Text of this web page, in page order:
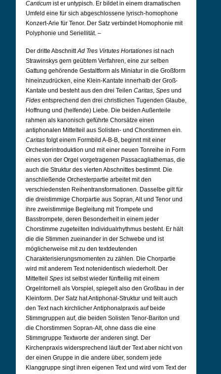
Canticum ist er untypisch. Er bildet in einem dramatischen
Umfeld eine für sich abgeschlossene lyrisch-homophone
Konzert-Arie für Tenor. Der Satz verbindet Homophonie mit
Polyphonie und Seriellität. –
Der dritte AbschnittAd Tres Virtutes Hortationes ist nach
Strawinskys gern geübtem Verfahren, eine zur selben
Gattung gehörende Gestaltform als Miniatur in die Großform
hineinzudrücken, eine Klein-Kantate innerhalb der Groß-
Kantate und besteht aus den drei Teilen Caritas, Spes und
Fides entsprechend den drei christlichen Tugenden Glaube,
Hoffnung und (helfende) Liebe. Die beiden Außenteile
rahmen als kanonisch geführte Chorsätze einen
antiphonalen Mittelteil aus Solisten- und Chorstimmen ein.
Caritas folgt einem Formbild A-B-B, beginnt mit einer
Orchesterintroduktion und mit einer neuen Tonreihe in Form
eines von der Orgel vorgetragenen Passacagliathemas, die
auch die Struktur des vierten Abschnittes bestimmt. Die
anschließende Orchesterpartie arbeitet mit den
verschiedensten Reihentransformationen. Dasselbe gilt für
die dreistimmige Chorpartie aus Sopran, Alt und Tenor und
ihre zweistimmige Begleitung mit Trompete und
Basstrompete, deren Besonderheit in einem jeder
Chorstimme zugeteilten Individualrhythmus besteht. Er hält
die die Stimmen zueinander in der Schwebe und ist
möglicherweise mit zu den textdeutenden
Charakterisierungsmomenten zu zählen. Die Chorpartie
wird mit anderem Text notenidentisch wiederholt. Der
Mittelteil Spes ist selbst wieder fünfteilig mit einem
Orgelritornell als Vorspiel, spiegelt also den Großbau in der
Kleinform. Der Satz hat Antiphonal-Struktur und teilt auch
den Text nach kirchlicher Antiphonalpraxis auf beide
Stimmgruppen auf, die beiden Solisten Tenor-Bariton und
die Chorstimmen Sopran-Alt, ohne dass die eine
Stimmgruppe Textworte der anderen singt. Der
Kirchenpraxis widersprechend läuft der Text aber nicht von
der einen Gruppe in die andere über, sondern jede
Klanggruppe singt ihren eigenen Text und wird vom Text der